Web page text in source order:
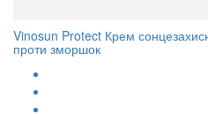
Vinosun Protect Крем
проти зморшок